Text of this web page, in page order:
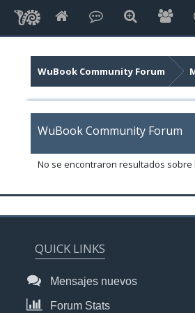
WuBook Community Forum
WuBook Community Forum
No se encontraron resultados
QUICK LINKS
Mensajes nuevos
Forum Stats